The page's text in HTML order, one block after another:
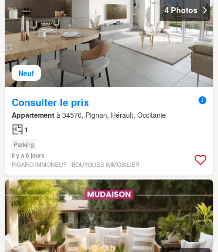
Neuf
4 Photos
Consulter le prix
Appartement à 34570, Pignan, Hérault, Occitanie
1
Parking
Il y a 6 jours
FIGARO IMMONEUF - BOUYGUES IMMOBILIER